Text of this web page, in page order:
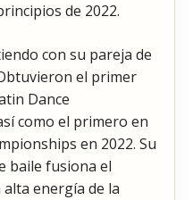
de 2022.
con su pareja de
el primer
Dance
como el primero en
en 2022. Su
baile fusiona el
energía de la